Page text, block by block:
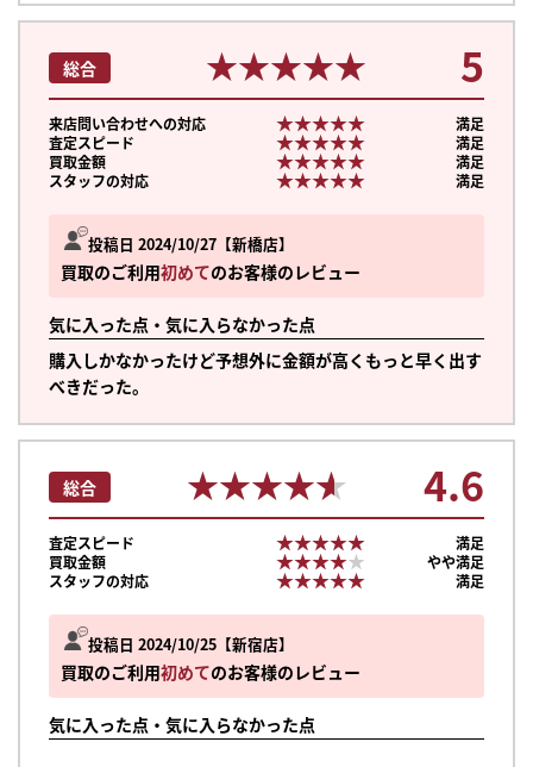
投稿日 2024/10/27 新橋店
買取のご利用初めてのお客様のレビュー
気に入った点・気に入らなかった点
購入しかなかったけど予想外に金額が高くもっと早く出す
べきだった。
総合 ★★★★★
★★★★★ 5
来店問い合わせへの対応 ★★★★★
★★★★★
満足
査定スピード
★★★★★
★★★★★
満足
買取金額
★★★★★
★★★★★
満足
スタッフの対応
★★★★★
★★★★★ 満足
投稿日 2024/10/25 新宿店
買取のご利用初めてのお客様のレビュー
気に入った点・気に入らなかった点
総合 ★★★★★
★★★★★ 4.6
査定スピード ★★★★★
★★★★★
満足
買取金額
★★★★★
★★★★★
やや満足
スタッフの対応
★★★★★
★★★★★ 満足